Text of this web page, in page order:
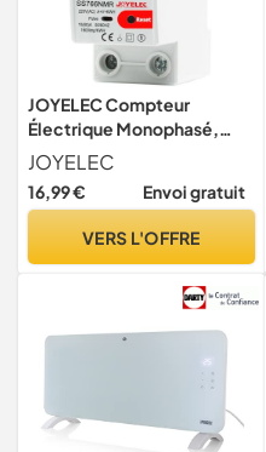
JOYELEC Compteur
Électrique Monophasé,
Fonction de
réinitialisation,Consommat
ion avec Écran LCD,10(60)
consommation d'énergie
JOYELEC
16,99 € Envoi gratuit
VERS L'OFFRE